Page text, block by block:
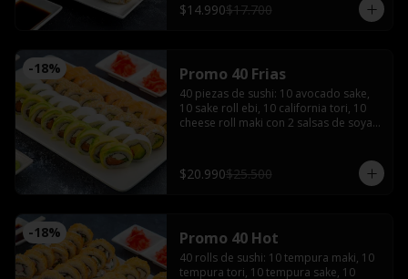
$14.990$17.700
-18% Promo 40 Frias
40 piezas de sushi: 10 avocado sake,
10 sake roll ebi, 10 california tori, 10
cheese roll maki con 2 salsas de soya,
$20.990$25.500
-18% Promo 40 Hot
40 rolls de sushi: 10 tempura maki, 10
tempura tori, 10 tempura sake, 10